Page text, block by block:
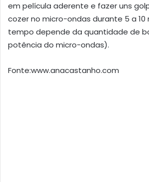
em película aderente e fazer uns
cozer no micro-ondas durante 5 a 10
tempo depende da quantidade de
potência do micro-ondas).
Fonte:www.anacastanho.com